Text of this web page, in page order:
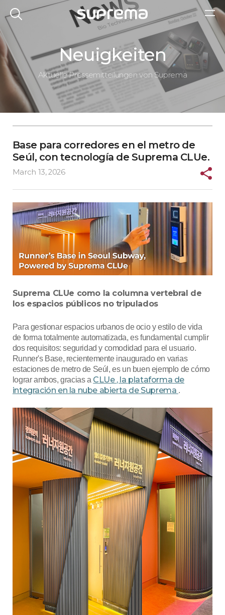
Neuigkeiten
Aktuelle Pressemitteilungen von Suprema
Base para corredores en el metro de
Seúl, con tecnología de Suprema CLUe.
March 13, 2026
Suprema CLUe como la columna vertebral de
los espacios públicos no tripulados
Para gestionar espacios urbanos de ocio y estilo de vida
de forma totalmente automatizada, es fundamental cumplir
dos requisitos: seguridad y comodidad para el usuario.
Runner's Base, recientemente inaugurado en varias
estaciones de metro de Seúl, es un buen ejemplo de cómo
lograr ambos, gracias a CLUe , la plataforma de
integración en la nube abierta de Suprema .